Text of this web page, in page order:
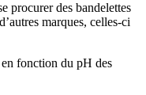
procurer des bandelettes
marques, celles-ci
fonction du pH des